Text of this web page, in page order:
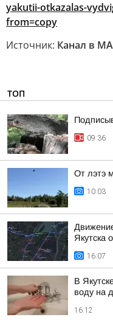
yakutii-otkazalas-
from=copy
Источник: Канал в
ТОП
09:36
От лэтэ
10:03
Якутска
16:07
В
воду на
16:12